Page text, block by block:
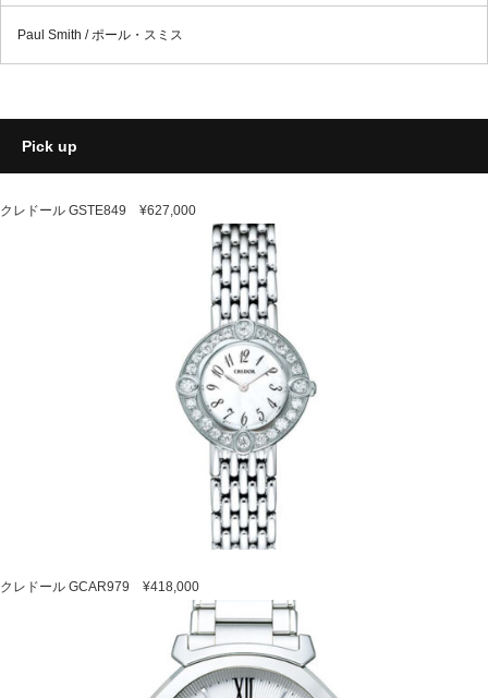
Paul Smith / ポール・スミス
Pick up
クレドール GSTE849 ¥627,000
クレドール GCAR979 ¥418,000